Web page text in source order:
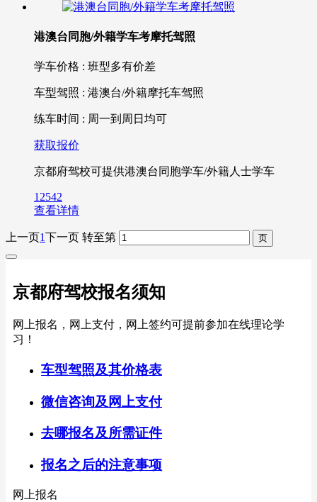
港澳台同胞/外籍学车考摩托驾照
学车价格 : 班型多有价差
车型驾照 : 港澳台/外籍摩托车驾照
练车时间 : 周一到周日均可
获取报价
京都府驾校可提供港澳台同胞学车/外籍人士学车
12542
查看详情
上一页 1 下一页 转至第
京都府驾校报名须知
网上报名，网上支付，网上签约可提前参加在线理论学
习！
车型驾照及其价格表
微信咨询及网上支付
去哪报名及所需证件
报名之后的注意事项
网上报名